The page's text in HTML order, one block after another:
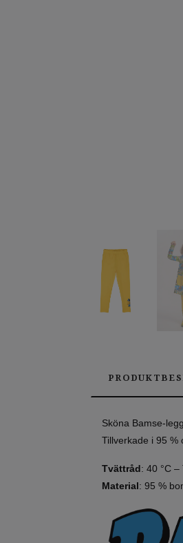
Sköna Bamse-
Tillverkade i 95 %
Tvättråd: 40 °C
Material: 95 %